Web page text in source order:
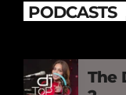
PODCASTS
The DJ